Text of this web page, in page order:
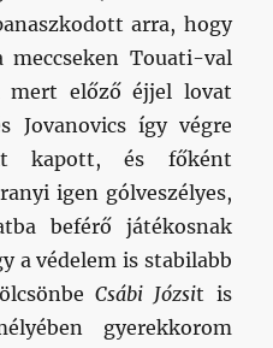
arra, hogy
Touati-val
előző éjjel lovat
Jovanovics így végre
kapott, és főként
igen gólveszélyes,
beférő játékosnak
a védelem is stabilabb
Csábi Józsit is
gyerekkorom